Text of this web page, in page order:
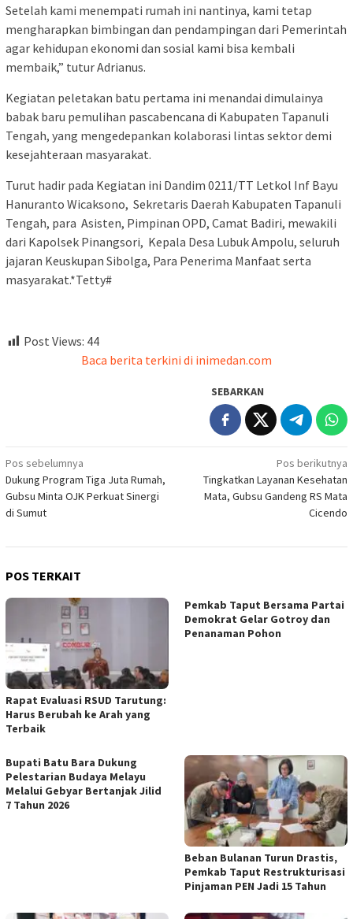
Setelah kami menempati rumah ini nantinya, kami tetap
mengharapkan bimbingan dan pendampingan dari Pemerintah
agar kehidupan ekonomi dan sosial kami bisa kembali
membaik,” tutur Adrianus.
Kegiatan peletakan batu pertama ini menandai dimulainya
babak baru pemulihan pascabencana di Kabupaten Tapanuli
Tengah, yang mengedepankan kolaborasi lintas sektor demi
kesejahteraan masyarakat.
Turut hadir pada Kegiatan ini Dandim 0211/TT Letkol Inf Bayu
Hanuranto Wicaksono, Sekretaris Daerah Kabupaten Tapanuli
Tengah, para Asisten, Pimpinan OPD, Camat Badiri, mewakili
dari Kapolsek Pinangsori, Kepala Desa Lubuk Ampolu, seluruh
jajaran Keuskupan Sibolga, Para Penerima Manfaat serta
masyarakat.*Tetty#
Post Views: 44
Baca berita terkini di inimedan.com
SEBARKAN
Navigasi
pos
Pos sebelumnya
Dukung Program Tiga Juta Rumah,
Gubsu Minta OJK Perkuat Sinergi
di Sumut
Pos berikutnya
Tingkatkan Layanan Kesehatan
Mata, Gubsu Gandeng RS Mata
Cicendo
POS TERKAIT
Rapat Evaluasi RSUD Tarutung:
Harus Berubah ke Arah yang
Terbaik
Pemkab Taput Bersama Partai
Demokrat Gelar Gotroy dan
Penanaman Pohon
Bupati Batu Bara Dukung
Pelestarian Budaya Melayu
Melalui Gebyar Bertanjak Jilid
7 Tahun 2026
Beban Bulanan Turun Drastis,
Pemkab Taput Restrukturisasi
Pinjaman PEN Jadi 15 Tahun‎